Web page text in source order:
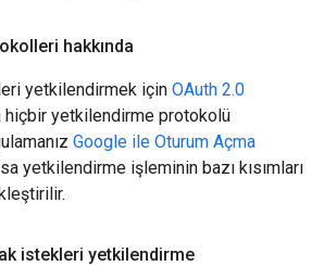
hakkında
yetkilendirmek için OAuth 2.0
hiçbir yetkilendirme protokolü
Google ile Oturum Açma
yetkilendirme işleminin bazı kısımları
istekleri yetkilendirme